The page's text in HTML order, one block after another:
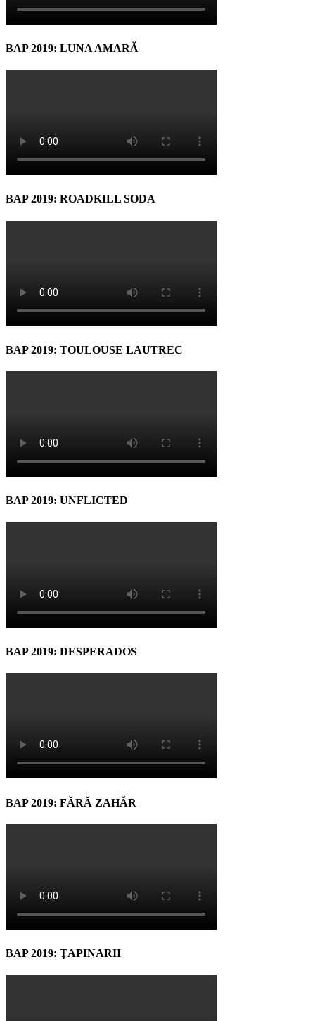
BAP 2019: LUNA AMARĂ
BAP 2019: ROADKILL SODA
BAP 2019: TOULOUSE LAUTREC
BAP 2019: UNFLICTED
BAP 2019: DESPERADOS
BAP 2019: FĂRĂ ZAHĂR
BAP 2019: ŢAPINARII